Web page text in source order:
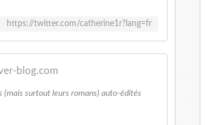
https://twitter.com/catherine1r?lang=fr
blog.com
(mais surtout leurs romans) auto-édités